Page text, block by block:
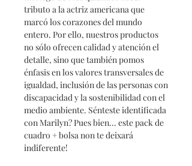
tributo a la actriz americana que
marcó los corazones del mundo
entero. Por ello, nuestros productos
no sólo ofrecen calidad y atención el
detalle, sino que también pomos
énfasis en los valores transversales de
igualdad, inclusión de las personas con
discapacidad y la sostenibilidad con el
medio ambiente. Sénteste identificada
con Marilyn? Pues bien... este pack de
cuadro + bolsa non te deixará
indiferente!